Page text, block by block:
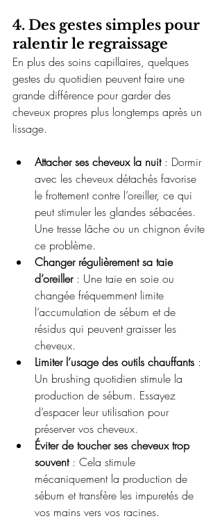
4. Des gestes simples pour
ralentir le regraissage
En plus des soins capillaires, quelques
gestes du quotidien peuvent faire une
grande différence pour garder des
cheveux propres plus longtemps après un
lissage.
Attacher ses cheveux la nuit : Dormir
avec les cheveux détachés favorise
le frottement contre l’oreiller, ce qui
peut stimuler les glandes sébacées.
Une tresse lâche ou un chignon évite
ce problème.
Changer régulièrement sa taie
d’oreiller : Une taie en soie ou
changée fréquemment limite
l’accumulation de sébum et de
résidus qui peuvent graisser les
cheveux.
Limiter l’usage des outils chauffants :
Un brushing quotidien stimule la
production de sébum. Essayez
d’espacer leur utilisation pour
préserver vos cheveux.
Éviter de toucher ses cheveux trop
souvent : Cela stimule
mécaniquement la production de
sébum et transfère les impuretés de
vos mains vers vos racines.